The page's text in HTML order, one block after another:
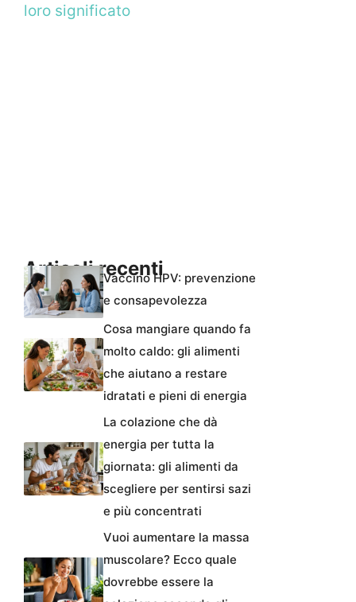
loro significato
Articoli recentiVaccino HPV: prevenzione
e consapevolezza
Cosa mangiare quando fa
molto caldo: gli alimenti
che aiutano a restare
idratati e pieni di energia
La colazione che dà
energia per tutta la
giornata: gli alimenti da
scegliere per sentirsi sazi
e più concentrati
Vuoi aumentare la massa
muscolare? Ecco quale
dovrebbe essere la